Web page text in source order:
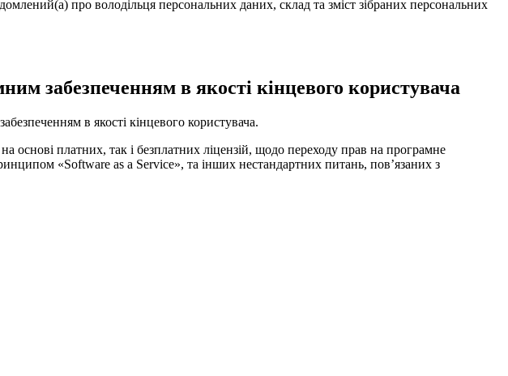
про володільця персональних даних, склад та зміст зібраних персональних
забезпеченням в якості кінцевого користувача
в якості кінцевого користувача.
платних, так і безплатних ліцензій, щодо переходу прав на програмне
«Software as a Service», та інших нестандартних питань, пов’язаних з